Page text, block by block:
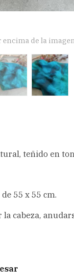
encima de la
teñido en
55 x 55 cm.
cabeza,